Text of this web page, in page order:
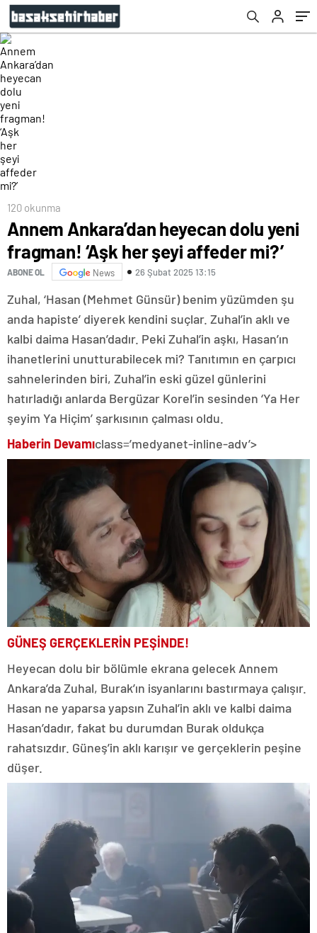
120 okunma
Annem Ankara’dan heyecan dolu yeni
fragman! ‘Aşk her şeyi affeder mi?’
ABONE OL News 26 Şubat 2025 13:15
Zuhal, ‘Hasan (Mehmet Günsür) benim yüzümden şu
anda hapiste’ diyerek kendini suçlar. Zuhal’in aklı ve
kalbi daima Hasan’dadır. Peki Zuhal’in aşkı, Hasan’ın
ihanetlerini unutturabilecek mi? Tanıtımın en çarpıcı
sahnelerinden biri, Zuhal’in eski güzel günlerini
hatırladığı anlarda Bergüzar Korel’in sesinden ‘Ya Her
şeyim Ya Hiçim’ şarkısının çalması oldu.
Haberin Devamıclass=’medyanet-inline-adv’>
GÜNEŞ GERÇEKLERİN PEŞİNDE!
Heyecan dolu bir bölümle ekrana gelecek Annem
Ankara’da Zuhal, Burak’ın isyanlarını bastırmaya çalışır.
Hasan ne yaparsa yapsın Zuhal’in aklı ve kalbi daima
Hasan’dadır, fakat bu durumdan Burak oldukça
rahatsızdır. Güneş’in aklı karışır ve gerçeklerin peşine
düşer.